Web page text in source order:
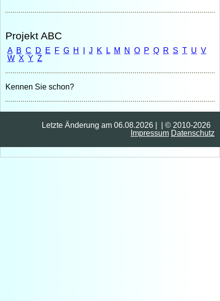
Projekt ABC
A B C D E F G H J K L M N O P Q R S T U V
W X Y Z
Kennen Sie schon?
Letzte Änderung am 06.08.2026 | | © 2010-2026
Impressum Datenschutz